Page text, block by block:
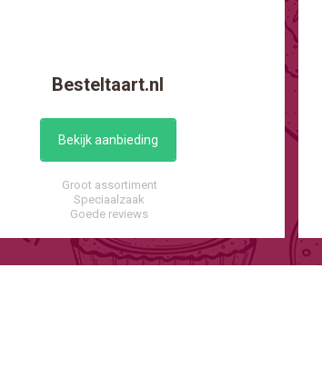
Besteltaart.nl
Bekijk aanbieding
Groot assortiment
Speciaalzaak
Goede reviews